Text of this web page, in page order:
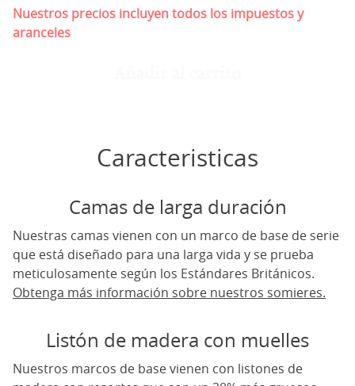
Nuestros precios incluyen todos los impuestos y
aranceles
Caracteristicas
Camas de larga duración
Nuestras camas vienen con un marco de base de serie
que está diseñado para una larga vida y se prueba
meticulosamente según los Estándares Británicos.
Obtenga más información sobre nuestros somieres.
Listón de madera con muelles
Nuestros marcos de base vienen con listones de